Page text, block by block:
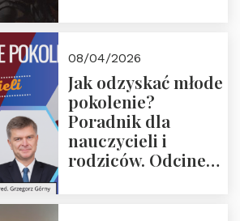
08/04/2026
Jak odzyskać młode
pokolenie?
Poradnik dla
nauczycieli i
rodziców. Odcinek